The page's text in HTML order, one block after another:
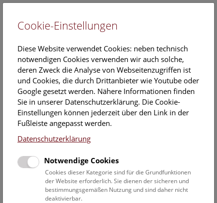
EN
Veranstaltungskalender
Informationen zu Gruppen,- Kindergarten- und
Schulprogrammen finden Siehier
Datumsfilter
23.5.2022
Cookie-Einstellungen
Diese Website verwendet Cookies: neben technisch
notwendigen Cookies verwenden wir auch solche,
deren Zweck die Analyse von Webseitenzugriffen ist
und Cookies, die durch Drittanbieter wie Youtube oder
Google gesetzt werden. Nähere Informationen finden
Sie in unserer Datenschutzerklärung. Die Cookie-
Einstellungen können jederzeit über den Link in der
Fußleiste angepasst werden.
Datenschutzerklärung
Notwendige Cookies
Cookies dieser Kategorie sind für die Grundfunktionen
der Website erforderlich. Sie dienen der sicheren und
bestimmungsgemäßen Nutzung und sind daher nicht
deaktivierbar.